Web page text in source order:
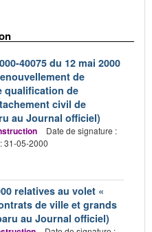
40075 du 12 mai 2000
de
qualification de
civil de
au Journal officiel)
Date de signature :
31-05-2000
relatives au volet «
de ville et grands
au Journal officiel)